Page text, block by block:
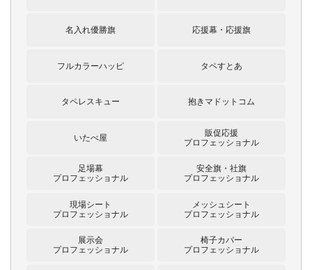
名入れ優勝旗 応援幕・応援旗
フルカラーハッピ タペすとあ
タペレスキュー 抱きマドットコム
いたべ屋
販促応援
プロフェッショナル
足場幕
プロフェッショナル
安全旗・社旗
プロフェッショナル
現場シート
プロフェッショナル
メッシュシート
プロフェッショナル
展示会
プロフェッショナル
椅子カバー
プロフェッショナル